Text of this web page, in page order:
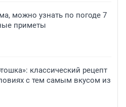
можно узнать по погоде 7
приметы
классический рецепт
с тем самым вкусом из